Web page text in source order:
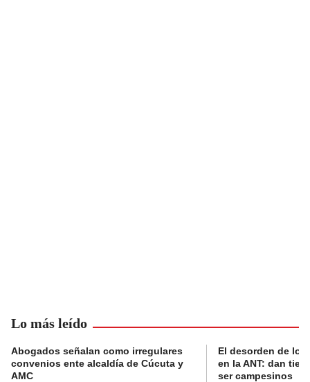
Lo más leído
Abogados señalan como irregulares
convenios ente alcaldía de Cúcuta y
AMC
El desorden de
en la ANT: dan
ser campesinos